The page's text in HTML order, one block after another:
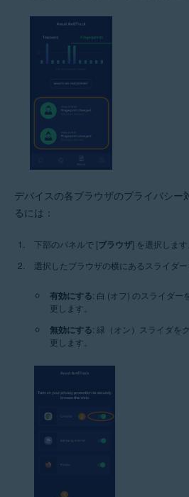
デバイスの各ブラウザのプライバシー
るには：
下部のパネルで [ブラウザ] を選択します
選択したブラウザの横にあるスライダー
有効にする: 白 (オフ) のスライダー
更します。
無効にする: 緑（オン）スライダを
更します。